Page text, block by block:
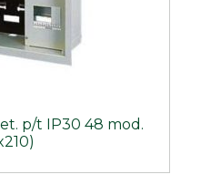
p/t IP30 48 mod.